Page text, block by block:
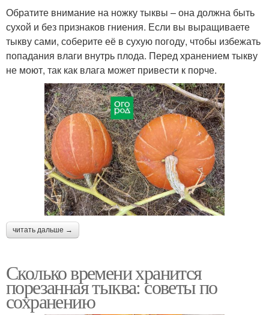
Обратите внимание на ножку тыквы – она должна быть
сухой и без признаков гниения. Если вы выращиваете
тыкву сами, соберите её в сухую погоду, чтобы избежать
попадания влаги внутрь плода. Перед хранением тыкву
не моют, так как влага может привести к порче.
читать дальше →
Сколько времени хранится
порезанная тыква: советы по
сохранению